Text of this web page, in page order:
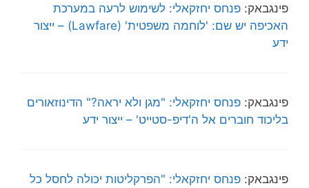
פינגבאק: פנחס יחזקאלי: לשימוש לרעה במערכת
האכיפה יש שם: 'לוחמה משפטית' (Lawfare) – ייצור
ידע
פינגבאק: פנחס יחזקאלי: "מגן ולא יראה?" הדינוזאורים
בליכוד חוברים אל ה'דיפ-סטייט' – ייצור ידע
פינגבאק: פנחס יחזקאלי: "הפרקליטות יכולה לחסל כל